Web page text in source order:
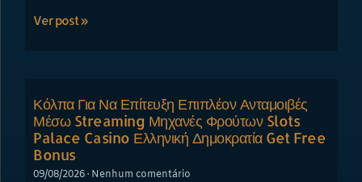
Ver post »
Κόλπα Για Να Επίτευξη Επιπλέον Ανταμοιβές
Μέσω Streaming Μηχανές Φρούτων Slots
Palace Casino Ελληνική Δημοκρατία Get Free
Bonus
09/08/2026 Nenhum comentário